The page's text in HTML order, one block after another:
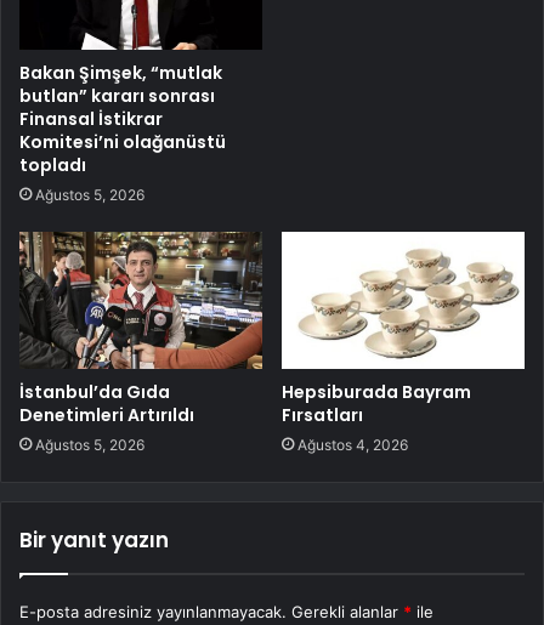
Bakan Şimşek, “mutlak
butlan” kararı sonrası
Finansal İstikrar
Komitesi’ni olağanüstü
topladı
Ağustos 5, 2026
İstanbul’da Gıda
Denetimleri Artırıldı
Ağustos 5, 2026
Hepsiburada Bayram
Fırsatları
Ağustos 4, 2026
Bir yanıt yazın
E-posta adresiniz yayınlanmayacak. Gerekli alanlar * ile